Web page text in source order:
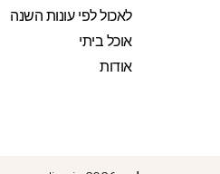
לאכול לפי עונות השנה
אוכל ביתי
אודות